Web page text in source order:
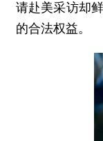
请赴美采访却
的合法权益。